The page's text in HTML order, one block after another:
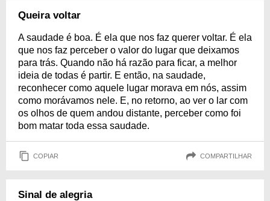
Queira voltar
A saudade é boa. É ela que nos faz querer voltar. É ela
que nos faz perceber o valor do lugar que deixamos
para trás. Quando não há razão para ficar, a melhor
ideia de todas é partir. E então, na saudade,
reconhecer como aquele lugar morava em nós, assim
como morávamos nele. E, no retorno, ao ver o lar com
os olhos de quem andou distante, perceber como foi
bom matar toda essa saudade.
COPIAR COMPARTILHAR
Sinal de alegria